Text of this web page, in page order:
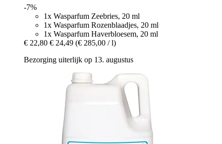
-7%
1x Wasparfum Zeebries, 20 ml
1x Wasparfum Rozenblaadjes, 20 ml
1x Wasparfum Haverbloesem, 20 ml
€ 22,80 € 24,49 (€ 285,00 / l)
Bezorging uiterlijk op 13. augustus